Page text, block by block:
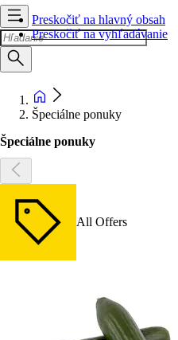
Preskočiť na hlavný obsah
Preskočiť na vyhľadávanie
Špeciálne ponuky
Špeciálne ponuky
All Offers